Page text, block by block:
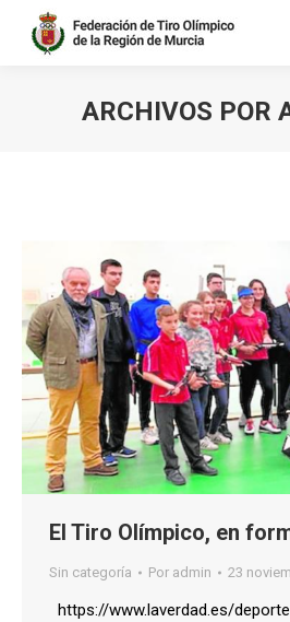
ARCHIVOS POR
El Tiro Olímpico, en
Sin categoría Por admin 23
https://www.laverdad.es/